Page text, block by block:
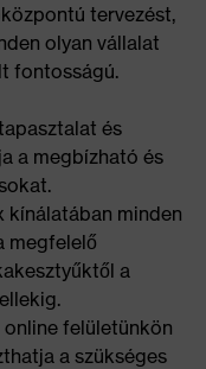
tervezést,
olyan vállalat
fontosságú.
és
a megbízható és
kínálatában minden
megfelelő
a
felületünkön
a szükséges